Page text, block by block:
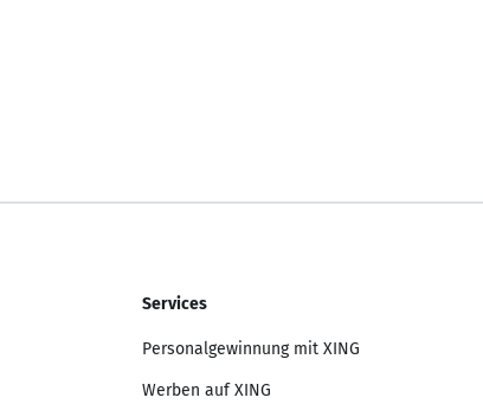
Services
Personalgewinnung mit XING
Werben auf XING